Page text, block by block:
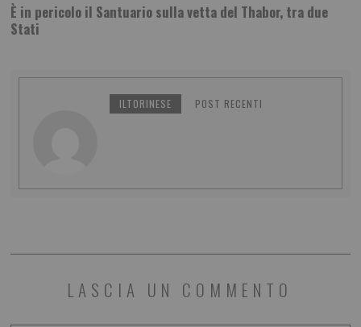
È in pericolo il Santuario sulla vetta del Thabor, tra due
Stati
ILTORINESE POST RECENTI
LASCIA UN COMMENTO